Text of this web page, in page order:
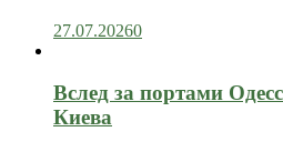
27.07.20260
Вслед за портами
Киева